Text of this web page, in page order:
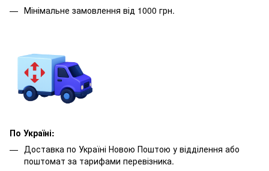
Мінімальне замовлення від 1000 грн.
По Україні:
Доставка по Україні Новою Поштою у відділення або
поштомат за тарифами перевізника.